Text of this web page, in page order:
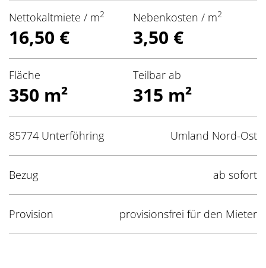
Nettokaltmiete / m2
16,50 €
Nebenkosten / m2
3,50 €
Fläche
350 m²
Teilbar ab
315 m²
85774 Unterföhring Umland Nord-Ost
Bezug ab sofort
Provision provisionsfrei für den Mieter